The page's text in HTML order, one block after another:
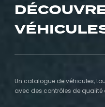
Un catalogue de véhicules,
avec des contrôles de